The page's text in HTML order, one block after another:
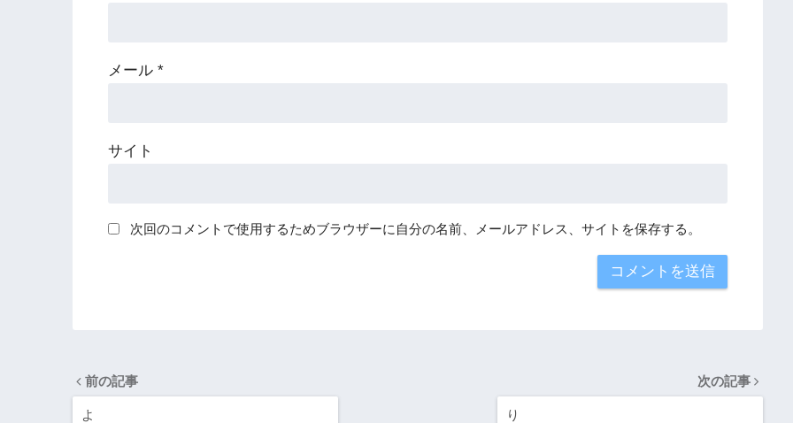
メール *
サイト
次回のコメントで使用するためブラウザーに自分の名前、メールアドレス、サイトを保存する。
前の記事
よ
次の記事
り